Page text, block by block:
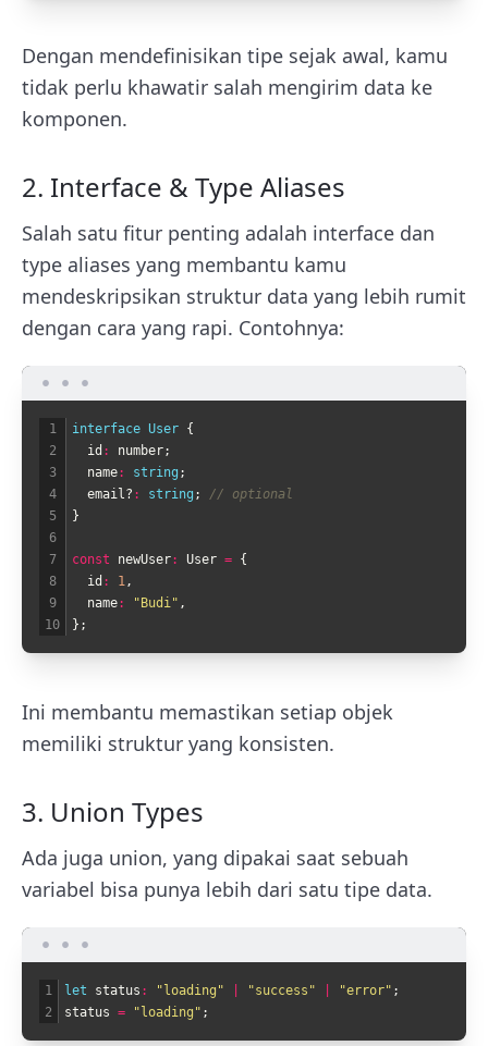
Dengan mendefinisikan tipe sejak awal, kamu
tidak perlu khawatir salah mengirim data ke
komponen.
2. Interface & Type Aliases
Salah satu fitur penting adalah interface dan
type aliases yang membantu kamu
mendeskripsikan struktur data yang lebih rumit
dengan cara yang rapi. Contohnya:
1
2
3
4
5
6
7
8
9
10
interface User {
id : number;
name: string ;
email? : string ;
// optional
}
const newUser: User = {
id : 1,
name: "Budi" ,
} ;
Ini membantu memastikan setiap objek
memiliki struktur yang konsisten.
3. Union Types
Ada juga union, yang dipakai saat sebuah
variabel bisa punya lebih dari satu tipe data.
1
2
let status : "loading" "success" "error" ;
status = "loading" ;